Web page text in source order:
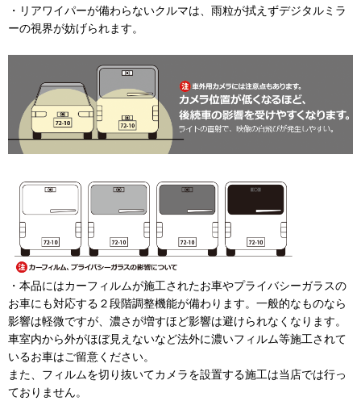
・リアワイパーが備わらないクルマは、雨粒が拭えずデジタルミラ
ーの視界が妨げられます。
・本品にはカーフィルムが施工されたお車やプライバシーガラスの
お車にも対応する２段階調整機能が備わります。一般的なものなら
影響は軽微ですが、濃さが増すほど影響は避けられなくなります。
車室内から外がほぼ見えないなど法外に濃いフィルム等施工されて
いるお車はご留意ください。
また、フィルムを切り抜いてカメラを設置する施工は当店では行っ
ておりません。